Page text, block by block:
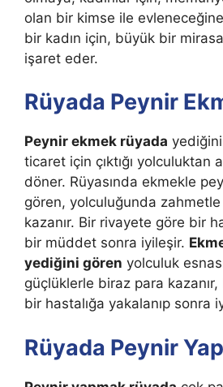
olan bir kimse ile
bir kadın için, büyük bir
işaret eder.
Rüyada Peynir
Peynir ekmek rüyada
ticaret için çıktığı yolculuktan
döner. Rüyasında ekmekle
gören, yolculuğunda
kazanır. Bir rivayete göre bir
bir müddet sonra iyileşir.
yediğini gören yolculuk
güçlükler­le biraz para
bir hastalığa yakalanıp sonra
Rüyada Peynir